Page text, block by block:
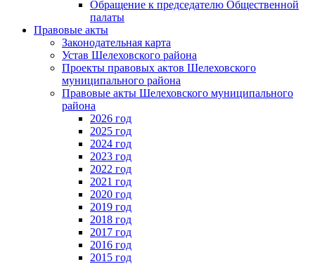
Обращение к председателю Общественной
палаты
Правовые акты
Законодательная карта
Устав Шелеховского района
Проекты правовых актов Шелеховского
муниципального района
Правовые акты Шелеховского муниципального
района
2026 год
2025 год
2024 год
2023 год
2022 год
2021 год
2020 год
2019 год
2018 год
2017 год
2016 год
2015 год